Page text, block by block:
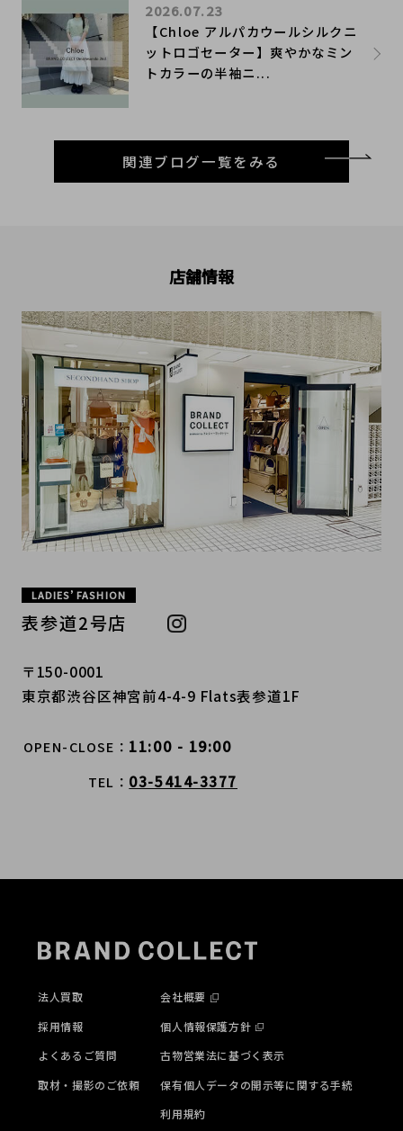
【Chloe アルパカウールシルクニ
ットロゴセーター】爽やかなミン
トカラーの半袖ニ...
2026.07.23
関連ブログ一覧をみる
店舗情報
LADIES’ FASHION
表参道2号店
〒150-0001
東京都渋谷区神宮前4-4-9 Flats表参道1F
OPEN-CLOSE 11:00 - 19:00
TEL 03-5414-3377
法人買取
採用情報
よくあるご質問
取材・撮影のご依頼
会社概要
個人情報保護方針
古物営業法に基づく表示
保有個人データの開示等に関する手続
利用規約